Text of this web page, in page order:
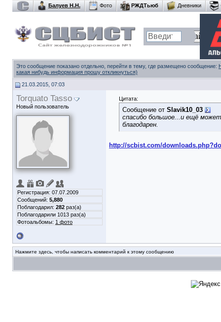
Балуев Н.Н. Фото РЖДТьюб Дневники
Это сообщение показано отдельно, перейти в тему, где размещено сообщение:
какая нибудь информация прошу откликнуться)
21.03.2015, 07:03
Torquato Tasso
Новый пользователь
Регистрация: 07.07.2009
Сообщений: 5,880
Поблагодарил: 282 раз(а)
Поблагодарили 1013 раз(а)
Фотоальбомы: 1 фото
Цитата:
Сообщение от Slavik10_03
спасибо большое...и ещё
благодарен.
http://scbist.com/
Нажмите здесь, чтобы написать комментарий к этому сообщению